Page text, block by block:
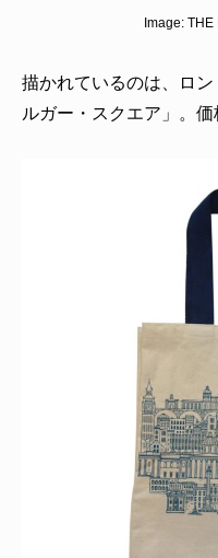
Image: THE
描かれているのは、ロ
ルガー・スクエア」。価